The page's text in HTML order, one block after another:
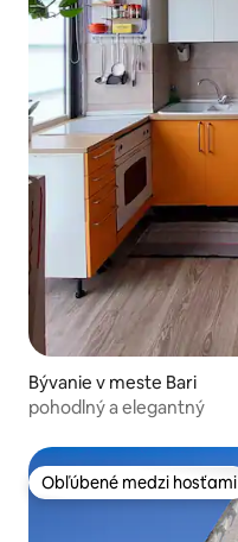
Bývanie v meste Bari
pohodlný a elegantný
Obľúbené medzi hosťami
Obľúbené medzi hosťami